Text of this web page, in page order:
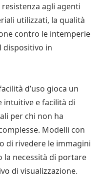
agli agenti
utilizzati, la qualità
contro le intemperie
dispositivo in
d’uso gioca un
intuitive e facilità di
per chi non ha
Modelli con
di rivedere le immagini
la necessità di portare
di visualizzazione.